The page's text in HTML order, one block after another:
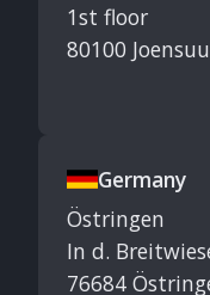
1st floor
80100 Joensuu
Germany
Östringen
In d.
76684